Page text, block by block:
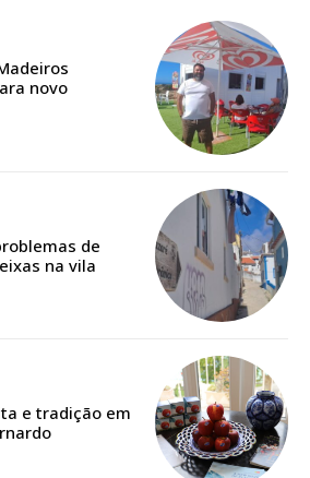
de Cister e ajude-nos a manter este serviço
público!
a todos os conteúdos exclusivos e versões
12 meses
novo
de
na vila
e tradição em